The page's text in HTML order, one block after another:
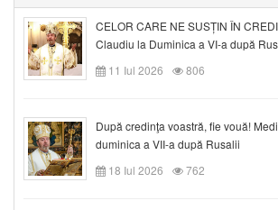
CELOR CARE NE SUSȚIN ÎN
Claudiu la Duminica a VI-a după
11 Iul 2026
806
După credinţa voastră, fie vouă!
duminica a VII-a după Rusalii
18 Iul 2026
762